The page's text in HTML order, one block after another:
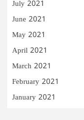
July 2021
June 2021
May 2021
April 2021
March 2021
February 2021
January 2021